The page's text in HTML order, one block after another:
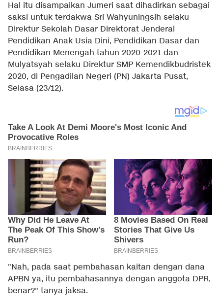
Hal itu disampaikan Jumeri saat dihadirkan sebagai
saksi untuk terdakwa Sri Wahyuningsih selaku
Direktur Sekolah Dasar Direktorat Jenderal
Pendidikan Anak Usia Dini, Pendidikan Dasar dan
Pendidikan Menengah tahun 2020-2021 dan
Mulyatsyah selaku Direktur SMP Kemendikbudristek
2020, di Pengadilan Negeri (PN) Jakarta Pusat,
Selasa (23/12).
"Nah, pada saat pembahasan kaitan dengan dana
APBN ya, itu pembahasannya dengan anggota DPR,
benar?" tanya jaksa.